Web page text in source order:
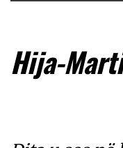
Hija-